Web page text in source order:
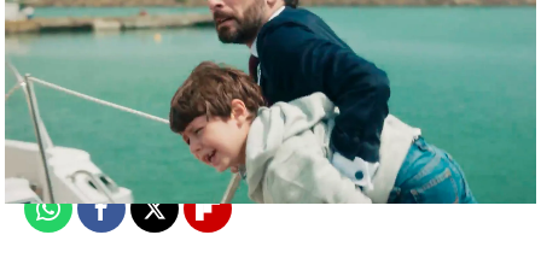
Nova
Madrid
Publicado: 01 de junio de 2020, 23:08
WhatsappFacebook
X Flipboard